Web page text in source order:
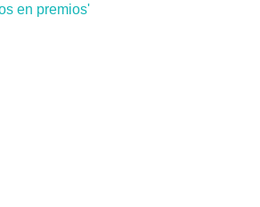
en premios'